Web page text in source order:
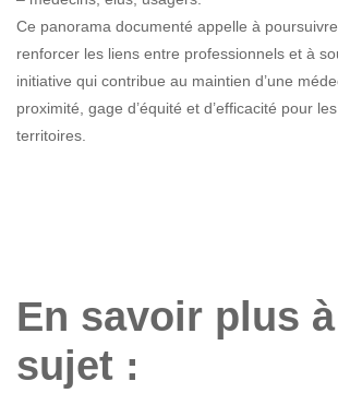
Ce panorama documenté appelle à
renforcer les liens entre professionnels et à
initiative qui contribue au maintien d’une
proximité, gage d’équité et d’efficacité pour
territoires.
En savoir plus
sujet :